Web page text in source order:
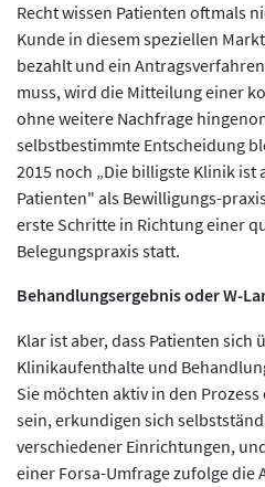
Recht wissen Patienten oftmals
Kunde in diesem speziellen
bezahlt und ein
muss, wird die Mitteilung einer
ohne weitere Nachfrage
selbstbestimmte Entscheidung
2015 noch „Die billigste Klinik ist
Patienten" als Bewilligungs-
erste Schritte in Richtung einer
Belegungspraxis statt.
Behandlungsergebnis oder W-
Klar ist aber, dass Patienten sich
Klinikaufenthalte und
Sie möchten aktiv in den
sein, erkundigen sich
verschiedener Einrichtungen,
einer Forsa-Umfrage zufolge die